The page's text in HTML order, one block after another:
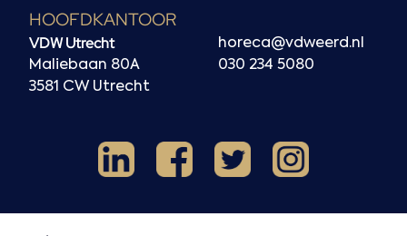
HOOFDKANTOOR
VDW Utrecht
Maliebaan 80A
3581 CW Utrecht
horeca@vdweerd.nl
030 234 5080
LinkedInFacebook
X Instagram